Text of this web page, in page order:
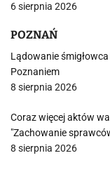
6 sierpnia 2026
POZNAŃ
Lądowanie
Poznaniem
8 sierpnia 2026
Coraz więcej aktów
"Zachowanie
8 sierpnia 2026